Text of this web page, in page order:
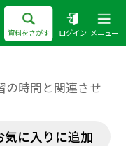
資料をさがす ログイン メニュー
の時間と関連させ
気に入りに追加